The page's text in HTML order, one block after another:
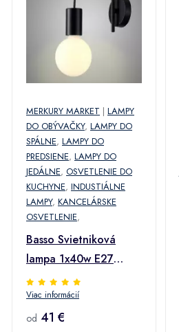
MERKURY MARKET | LAMPY
DO OBÝVAČKY, LAMPY DO
SPÁLNE, LAMPY DO
PREDSIENE, LAMPY DO
JEDÁLNE, OSVETLENIE DO
KUCHYNE, INDUSTIÁLNE
LAMPY, KANCELÁRSKE
OSVETLENIE,
Basso Svietniková
lampa 1x40w E27
Čierna matná
Viac informácií
od 41 €